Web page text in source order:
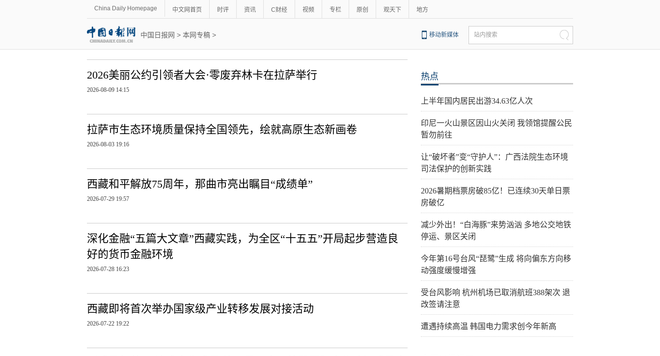
China Daily Homepage 中文网首页 时评 资讯 C财经 视频 专栏 原创 观天下 地方
中国日报网 > 本网专稿> 移动新媒体 站内搜索
2026美丽公约引领者大会·零废弃林卡在拉萨举行
2026-08-09 14:15
拉萨市生态环境质量保持全国领先，绘就高原生态新画卷
2026-08-03 19:16
西藏和平解放75周年，那曲市亮出瞩目“成绩单”
2026-07-29 19:57
深化金融“五篇大文章”西藏实践，为全区“十五五”开局起步营造良
好的货币金融环境
2026-07-28 16:23
西藏即将首次举办国家级产业转移发展对接活动
2026-07-22 19:22
热点
上半年国内居民出游34.63亿人次
印尼一火山景区因山火关闭 我领馆提醒公民
暂勿前往
让“破坏者”变“守护人”：广西法院生态环境
司法保护的创新实践
2026暑期档票房破85亿！已连续30天单日票
房破亿
减少外出！“白海豚”来势汹汹 多地公交地铁
停运、景区关闭
今年第16号台风“琵鹭”生成 将向偏东方向移
动强度缓慢增强
受台风影响 杭州机场已取消航班388架次 退
改签请注意
遭遇持续高温 韩国电力需求创今年新高